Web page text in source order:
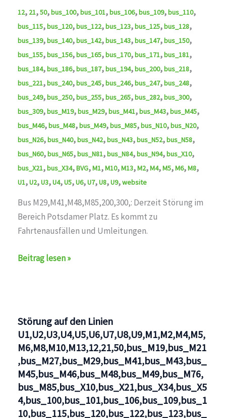
12, 21,50,bus_100,bus_101,bus_106,bus_109,bus_110,
bus_115,bus_120,bus_122,bus_123,bus_125,bus_128,
bus_139,bus_140,bus_142,bus_143,bus_147,bus_150,
bus_155,bus_156,bus_165,bus_170,bus_171,bus_181,
bus_184,bus_186,bus_187,bus_194,bus_200,bus_218,
bus_221,bus_240,bus_245,bus_246,bus_247,bus_248,
bus_249,bus_250,bus_255,bus_265,bus_282,bus_300,
bus_309,bus_M19,bus_M29,bus_M41,bus_M43,bus_M45,
bus_M46,bus_M48,bus_M49,bus_M85,bus_N10,bus_N20,
bus_N26,bus_N40,bus_N42,bus_N43,bus_N52,bus_N58,
bus_N60,bus_N65,bus_N81,bus_N84,bus_N94,bus_X10,
bus_X21,bus_X34,BVG,M1,M10,M13,M2,M4,M5,M6,M8,
U1,U2,U3,U4,U5,U6,U7,U8,U9,website
Bus M29,M41,M48,M85,200,300,: Derzeit Störung im
Bereich Potsdamer Platz. Es kommt zu
Fahrtenausfällen und Umleitungen.
Störung
Beitrag lesen »
Störung auf den Linien
U1,U2,U3,U4,U5,U6,U7,U8,U9,M1,M2,M4,M5,
M6,M8,M10,M13,12,21,50,bus_M19,bus_M21
,bus_M27,bus_M29,bus_M41,bus_M43,bus_
M45,bus_M46,bus_M48,bus_M49,bus_M76,
bus_M85,bus_X10,bus_X21,bus_X34,bus_X5
4,bus_100,bus_101,bus_106,bus_109,bus_1
10,bus_115,bus_120,bus_122,bus_123,bus_